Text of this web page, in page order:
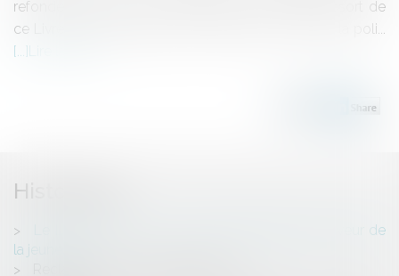
refonder la politique en faveur des 16-25 ansIl ressort de
ce Livre vert 57 propositions destinées à refonder la poli...
Historique
Le Livre vert pour une nouvelle politique en faveur de
la jeunesse